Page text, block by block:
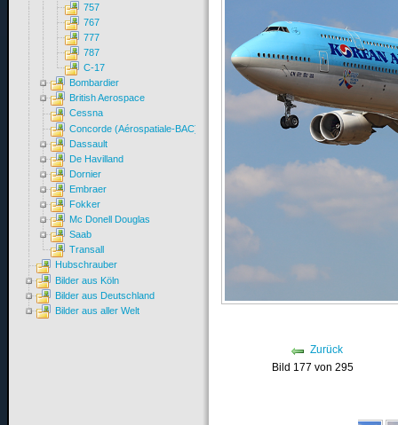
Zurück
Bild 177 von 295
757
767
777
787
C-17
Bombardier
British Aerospace
Cessna
Concorde (Aérospatiale-BAC)
Dassault
De Havilland
Dornier
Embraer
Fokker
Mc Donell Douglas
Saab
Transall
Hubschrauber
Bilder aus Köln
Bilder aus Deutschland
Bilder aus aller Welt